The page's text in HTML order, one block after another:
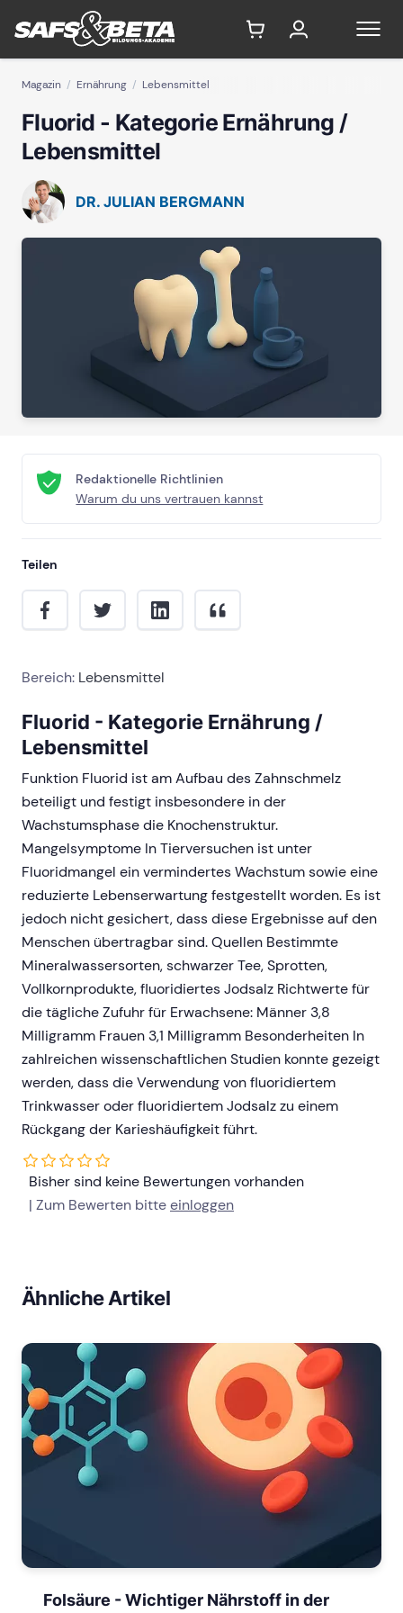
Magazin Ernährung Lebensmittel
Fluorid - Kategorie Ernährung /
Lebensmittel
DR. JULIAN BERGMANN
Redaktionelle Richtlinien
Warum du uns vertrauen kannst
Teilen
Bereich: Lebensmittel
Fluorid - Kategorie Ernährung /
Lebensmittel
Funktion Fluorid ist am Aufbau des Zahnschmelz
beteiligt und festigt insbesondere in der
Wachstumsphase die Knochenstruktur.
Mangelsymptome In Tierversuchen ist unter
Fluoridmangel ein vermindertes Wachstum sowie eine
reduzierte Lebenserwartung festgestellt worden. Es ist
jedoch nicht gesichert, dass diese Ergebnisse auf den
Menschen übertragbar sind. Quellen Bestimmte
Mineralwassersorten, schwarzer Tee, Sprotten,
Vollkornprodukte, fluoridiertes Jodsalz Richtwerte für
die tägliche Zufuhr für Erwachsene: Männer 3,8
Milligramm Frauen 3,1 Milligramm Besonderheiten In
zahlreichen wissenschaftlichen Studien konnte gezeigt
werden, dass die Verwendung von fluoridiertem
Trinkwasser oder fluoridiertem Jodsalz zu einem
Rückgang der Karieshäufigkeit führt.
Bisher sind keine Bewertungen vorhanden
| Zum Bewerten bitteeinloggen
Ähnliche Artikel
Folsäure - Wichtiger Nährstoff in der